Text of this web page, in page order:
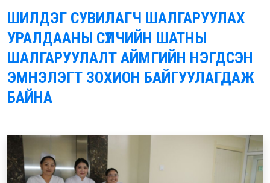
ШИЛДЭГ СУВИЛАГЧ ШАЛГАРУУЛАХ
УРАЛДААНЫ СҮҮЛЧИЙН ШАТНЫ
ШАЛГАРУУЛАЛТ АЙМГИЙН НЭГДСЭН
ЭМНЭЛЭГТ ЗОХИОН БАЙГУУЛАГДАЖ
БАЙНА